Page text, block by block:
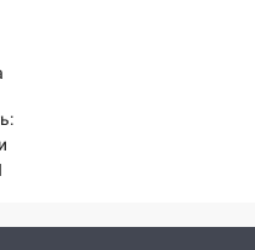
дом и
выявлять